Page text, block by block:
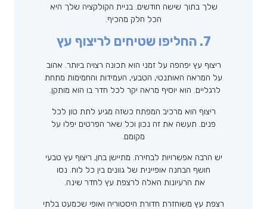
שלך בתוך שישה חודשים. בניית הקולקציה שלך היא
הכל חלק מהכיף.
7. החליפו שטיחים לריצוף עץ
ריצוף עץ יפהפה על זמני הוא תכונה רצויה ביותר. אהוב
על המראה האותנטי, הטבעי, העמידות והחמימות מתחת
לרגליים. הוא יוסיף מראה יקר לכל חדר בו הוא מותקן.
ריצוף הוא מרכיב המפתח כשזה מגיע לתת טון לכל
פנים. תעשה את זה נכון וכל שאר הפרטים יפלו על
מקומם.
יש הרבה אפשרויות לבחירה. מתיישן בחן, ריצוף עץ טבעי
חושף הבחנה אופיינית של גוונים בין כל לוח. נסו
את הרעיונות האלה לרצפת עץ לחדר שינה.
רצפת עץ משוחזרת חדורת היסטוריה ואופי שכמעט בלתי